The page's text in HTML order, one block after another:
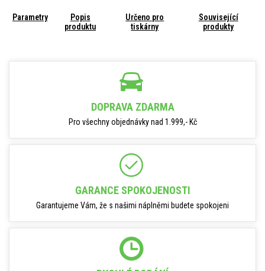
Parametry
Popis
produktu
Určeno pro
tiskárny
Související
produkty
DOPRAVA ZDARMA
Pro všechny objednávky nad 1.999,- Kč
GARANCE SPOKOJENOSTI
Garantujeme Vám, že s našimi náplněmi budete spokojeni